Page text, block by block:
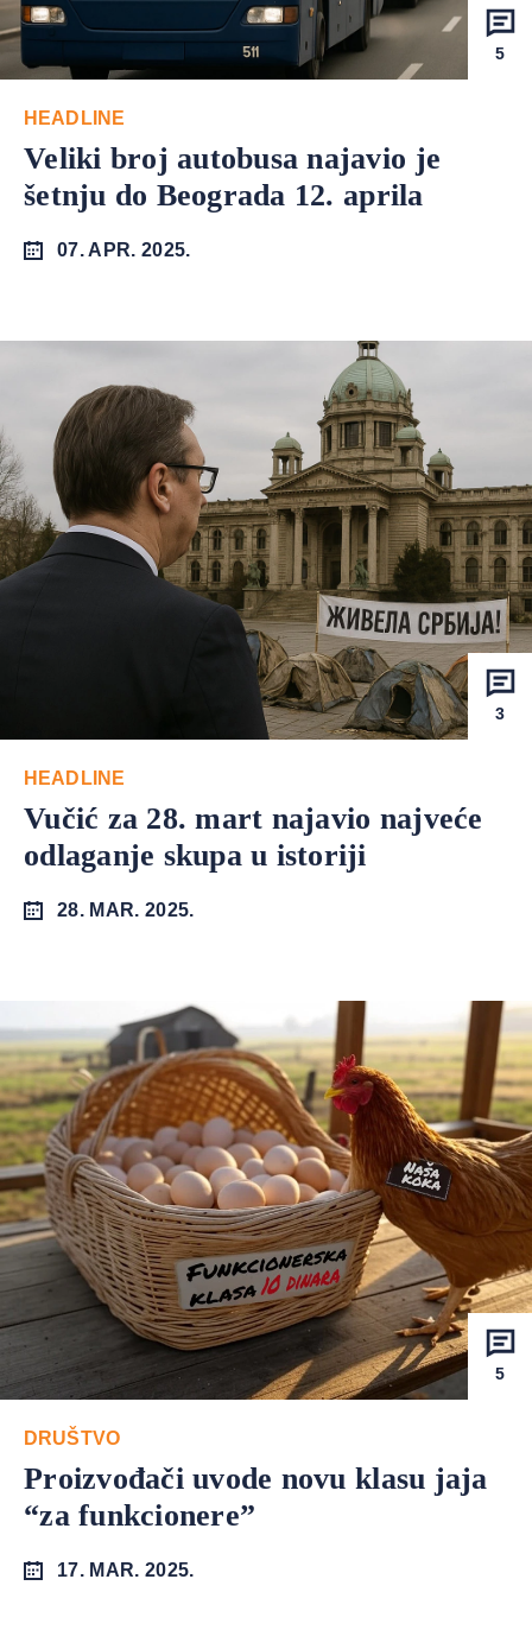
5
HEADLINE
Veliki broj autobusa najavio je
šetnju do Beograda 12. aprila
07. APR. 2025.
3
HEADLINE
Vučić za 28. mart najavio najveće
odlaganje skupa u istoriji
28. MAR. 2025.
5
DRUŠTVO
Proizvođači uvode novu klasu jaja
“za funkcionere”
17. MAR. 2025.